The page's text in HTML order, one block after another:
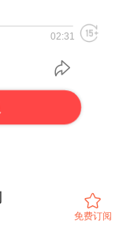
02:31
免费订阅